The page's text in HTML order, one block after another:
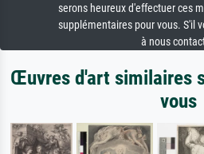
serons heureux d'effectuer ces
supplémentaires pour vous. S'il
à nous
Œuvres d'art similaires
vous